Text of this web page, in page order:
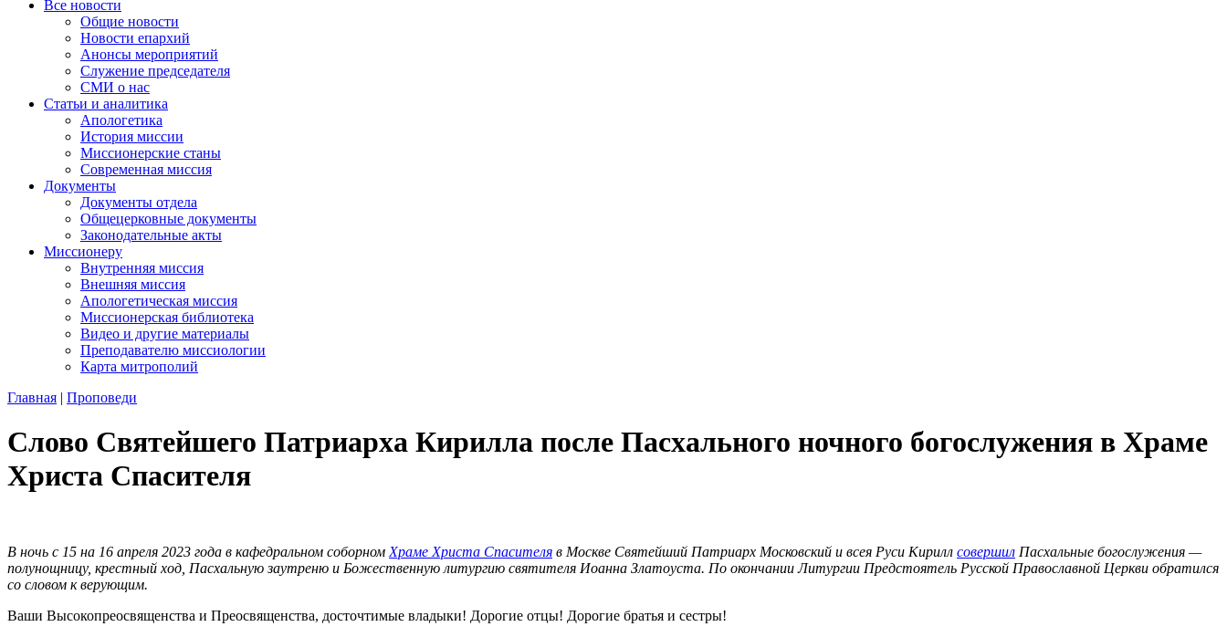
Все новости
Общие новости
Новости епархий
Анонсы мероприятий
Служение председателя
СМИ о нас
Статьи и аналитика
Апологетика
История миссии
Миссионерские станы
Современная миссия
Документы
Документы отдела
Общецерковные документы
Законодательные акты
Миссионеру
Внутренняя миссия
Внешняя миссия
Апологетическая миссия
Миссионерская библиотека
Видео и другие материалы
Преподавателю миссиологии
Карта митрополий
Главная | Проповеди
Слово Святейшего Патриарха Кирилла после Пасхального ночного богослужения в Храме
Христа Спасителя
В ночь с 15 на 16 апреля 2023 года в кафедральном соборном Храме Христа Спасителя в Москве Святейший Патриарх Московский и всея Руси Кирилл совершил Пасхальные богослужения —
полунощницу, крестный ход, Пасхальную заутреню и Божественную литургию святителя Иоанна Златоуста. По окончании Литургии Предстоятель Русской Православной Церкви обратился
со словом к верующим.
Ваши Высокопреосвященства и Преосвященства, досточтимые владыки! Дорогие отцы! Дорогие братья и сестры!